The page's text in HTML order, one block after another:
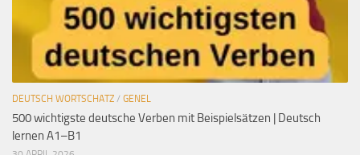
DEUTSCH WORTSCHATZ / GENEL
500 wichtigste deutsche Verben mit Beispielsätzen | Deutsch
lernen A1–B1